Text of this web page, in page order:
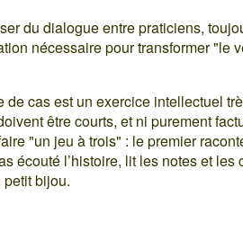
du dialogue entre praticiens,
nécessaire pour transformer "le
de cas est un exercice intellectuel
être courts, et ni purement
"un jeu à trois" : le premier
écouté l’histoire, lit les notes et les
bijou.